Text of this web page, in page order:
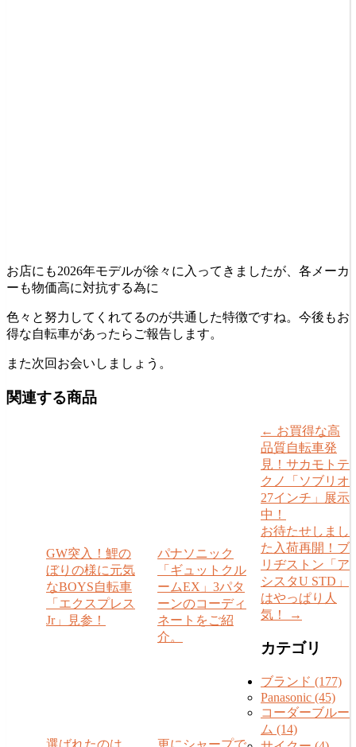
お店にも2026年モデルが徐々に入ってきましたが、各メーカ
ーも物価高に対抗する為に
色々と努力してくれてるのが共通した特徴ですね。今後もお
得な自転車があったらご報告します。
また次回お会いしましょう。
関連する商品
GW突入！鯉の
ぼりの様に元気
なBOYS自転車
「エクスプレス
Jr」見参！
パナソニック
「ギュットクル
ームEX」3パタ
ーンのコーディ
ネートをご紹
介。
選ばれたのは、
更にシャープで
← お買得な高
品質自転車発
見！サカモトテ
クノ「ソブリオ
27インチ」展示
中！
お待たせしまし
た入荷再開！ブ
リヂストン「ア
シスタU STD」
はやっぱり人
気！
→
カテゴリ
ブランド (177)
Panasonic (45)
コーダーブルー
ム (14)